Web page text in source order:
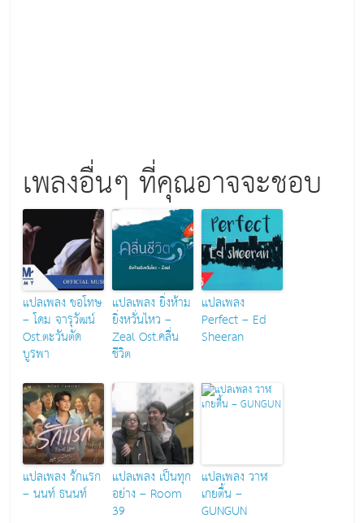
เพลงอื่นๆ ที่คุณอาจจะชอบ
แปลเพลง ขอโทษ
– โดม จารุวัฒน์
Ost.ตะวันตัด
บูรพา
แปลเพลง ยิ่งห้าม
ยิ่งหวั่นไหว –
Zeal Ost.คลื่น
ชีวิต
แปลเพลง
Perfect – Ed
Sheeran
แปลเพลง รักแรก
– นนท์ ธนนท์
แปลเพลง เป็นทุก
อย่าง – Room
39
แปลเพลง วาฬ
เกยตื้น –
GUNGUN